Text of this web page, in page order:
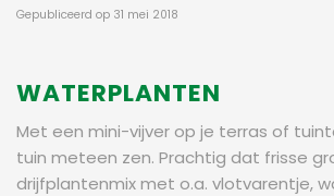
Gepubliceerd op 31 mei 2018
WATERPLANTEN
Met een mini-vijver op je terras of
tuin meteen zen. Prachtig dat frisse
drijfplantenmix met o.a. vlotvarentje,